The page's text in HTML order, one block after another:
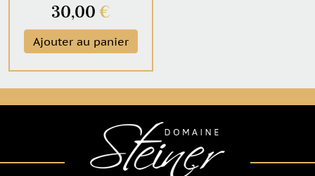
30,00 €
Ajouter au panier